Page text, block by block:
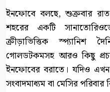
ইনফোবে বলছে, শুক্রবার
শহরের একটি
ক্রীড়াভিত্তিক স্প্যানিশ
গোলডটকমসহ আরও কিছু
ইনফোবের বরাতে। যদিও
সংবাদমাধ্যম বা মেসির পরিবার